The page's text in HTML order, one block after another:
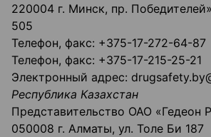
220004 г. Минск, пр.
505
Телефон, факс: +375-17-272-64-87
Телефон, факс: +375-17-215-25-21
Электронный адрес:
Республика Казахстан
Представительство ОАО «Гедеон
050008 г. Алматы, ул. Толе Би 187